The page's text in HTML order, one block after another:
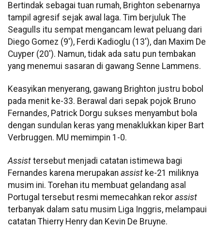
Bertindak sebagai tuan rumah, Brighton sebenarnya
tampil agresif sejak awal laga. Tim berjuluk The
Seagulls itu sempat mengancam lewat peluang dari
Diego Gomez (9'), Ferdi Kadioglu (13'), dan Maxim De
Cuyper (20'). Namun, tidak ada satu pun tembakan
yang menemui sasaran di gawang Senne Lammens.
Keasyikan menyerang, gawang Brighton justru bobol
pada menit ke-33. Berawal dari sepak pojok Bruno
Fernandes, Patrick Dorgu sukses menyambut bola
dengan sundulan keras yang menaklukkan kiper Bart
Verbruggen. MU memimpin 1-0.
Assist tersebut menjadi catatan istimewa bagi
Fernandes karena merupakan assist ke-21 miliknya
musim ini. Torehan itu membuat gelandang asal
Portugal tersebut resmi memecahkan rekor assist
terbanyak dalam satu musim Liga Inggris, melampaui
catatan Thierry Henry dan Kevin De Bruyne.